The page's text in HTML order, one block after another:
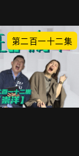
第二百一十二集